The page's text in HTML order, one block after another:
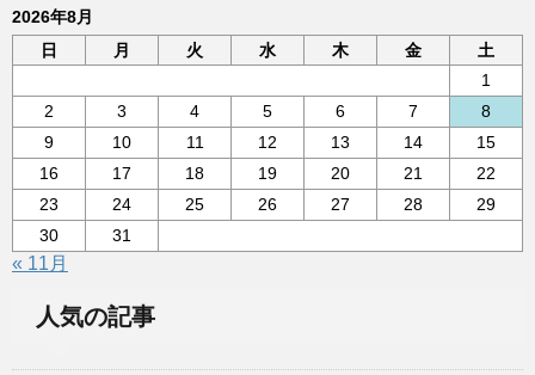
2026年8月
日
月 火 水 木 金
土
1
2
3 4 5 6 7
8
9
10 11 12 13 14
15
16
17 18 19 20 21
22
23
24 25 26 27 28
29
30
31
« 11月
人気の記事